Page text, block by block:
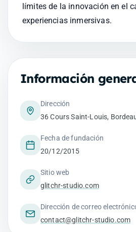
límites de la innovación en el
experiencias inmersivas.
Información
Dirección
36 Cours Saint-Louis,
Fecha de fundación
20/12/2015
Sitio web
glitchr-studio.com
Dirección de correo
contact@glitchr-studio.com